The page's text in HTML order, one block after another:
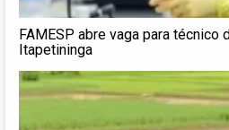
FAMESP abre vaga para técnico
Itapetininga